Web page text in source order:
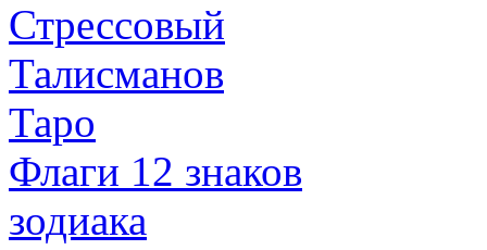
Стрессовый
Талисманов
Таро
Флаги 12 знаков
зодиака